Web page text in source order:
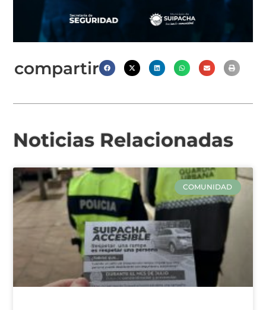
compartir
Noticias Relacionadas
COMUNIDAD